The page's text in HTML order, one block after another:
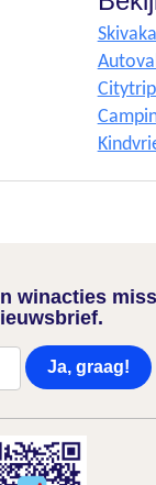
winacties
Ja, graag!